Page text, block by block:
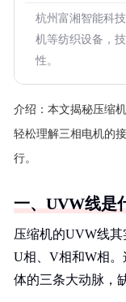
杭州富湘智能科
机等纺织设备，
性。
介绍： 本文揭秘压缩
轻松理解三相电机的
行。
一、UVW线是
压缩机的UVW线
U相、V相和W相。
体的三条大动脉，